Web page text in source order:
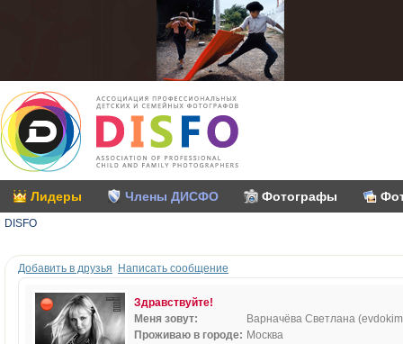
Лидеры Члены ДИСФО Фотографы
DISFO
Добавить в друзья Написать сообщение
Здравствуйте!
Меня зовут:
Варначёва Светлана
Проживаю в городе: Москва